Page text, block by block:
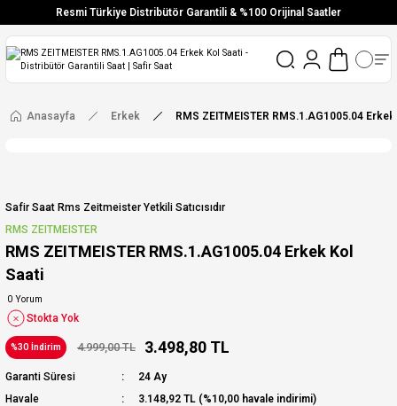
Resmi Türkiye Distribütör Garantili & %100 Orijinal Saatler
Vade Farksız 6 Taksit
Aynı Gün Stoktan Gönderim
Ücretsiz Kargo
Anasayfa Erkek RMS ZEITMEISTER RMS.1.AG1005.04
Safir Saat Rms Zeitmeister Yetkili Satıcısıdır
RMS ZEITMEISTER
RMS ZEITMEISTER RMS.1.AG1005.04 Erkek Kol
Saati
0 Yorum
Stokta Yok
%30 İndirim 4.999,00 TL 3.498,80 TL
Garanti Süresi
24 Ay
Havale
3.148,92 TL (%10,00 havale indirimi)